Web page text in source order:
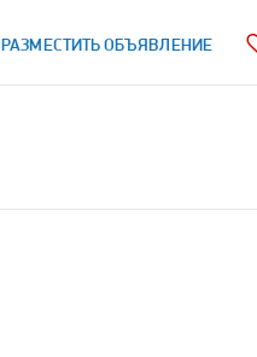
РАЗМЕСТИТЬ ОБЪЯВЛЕНИЕ